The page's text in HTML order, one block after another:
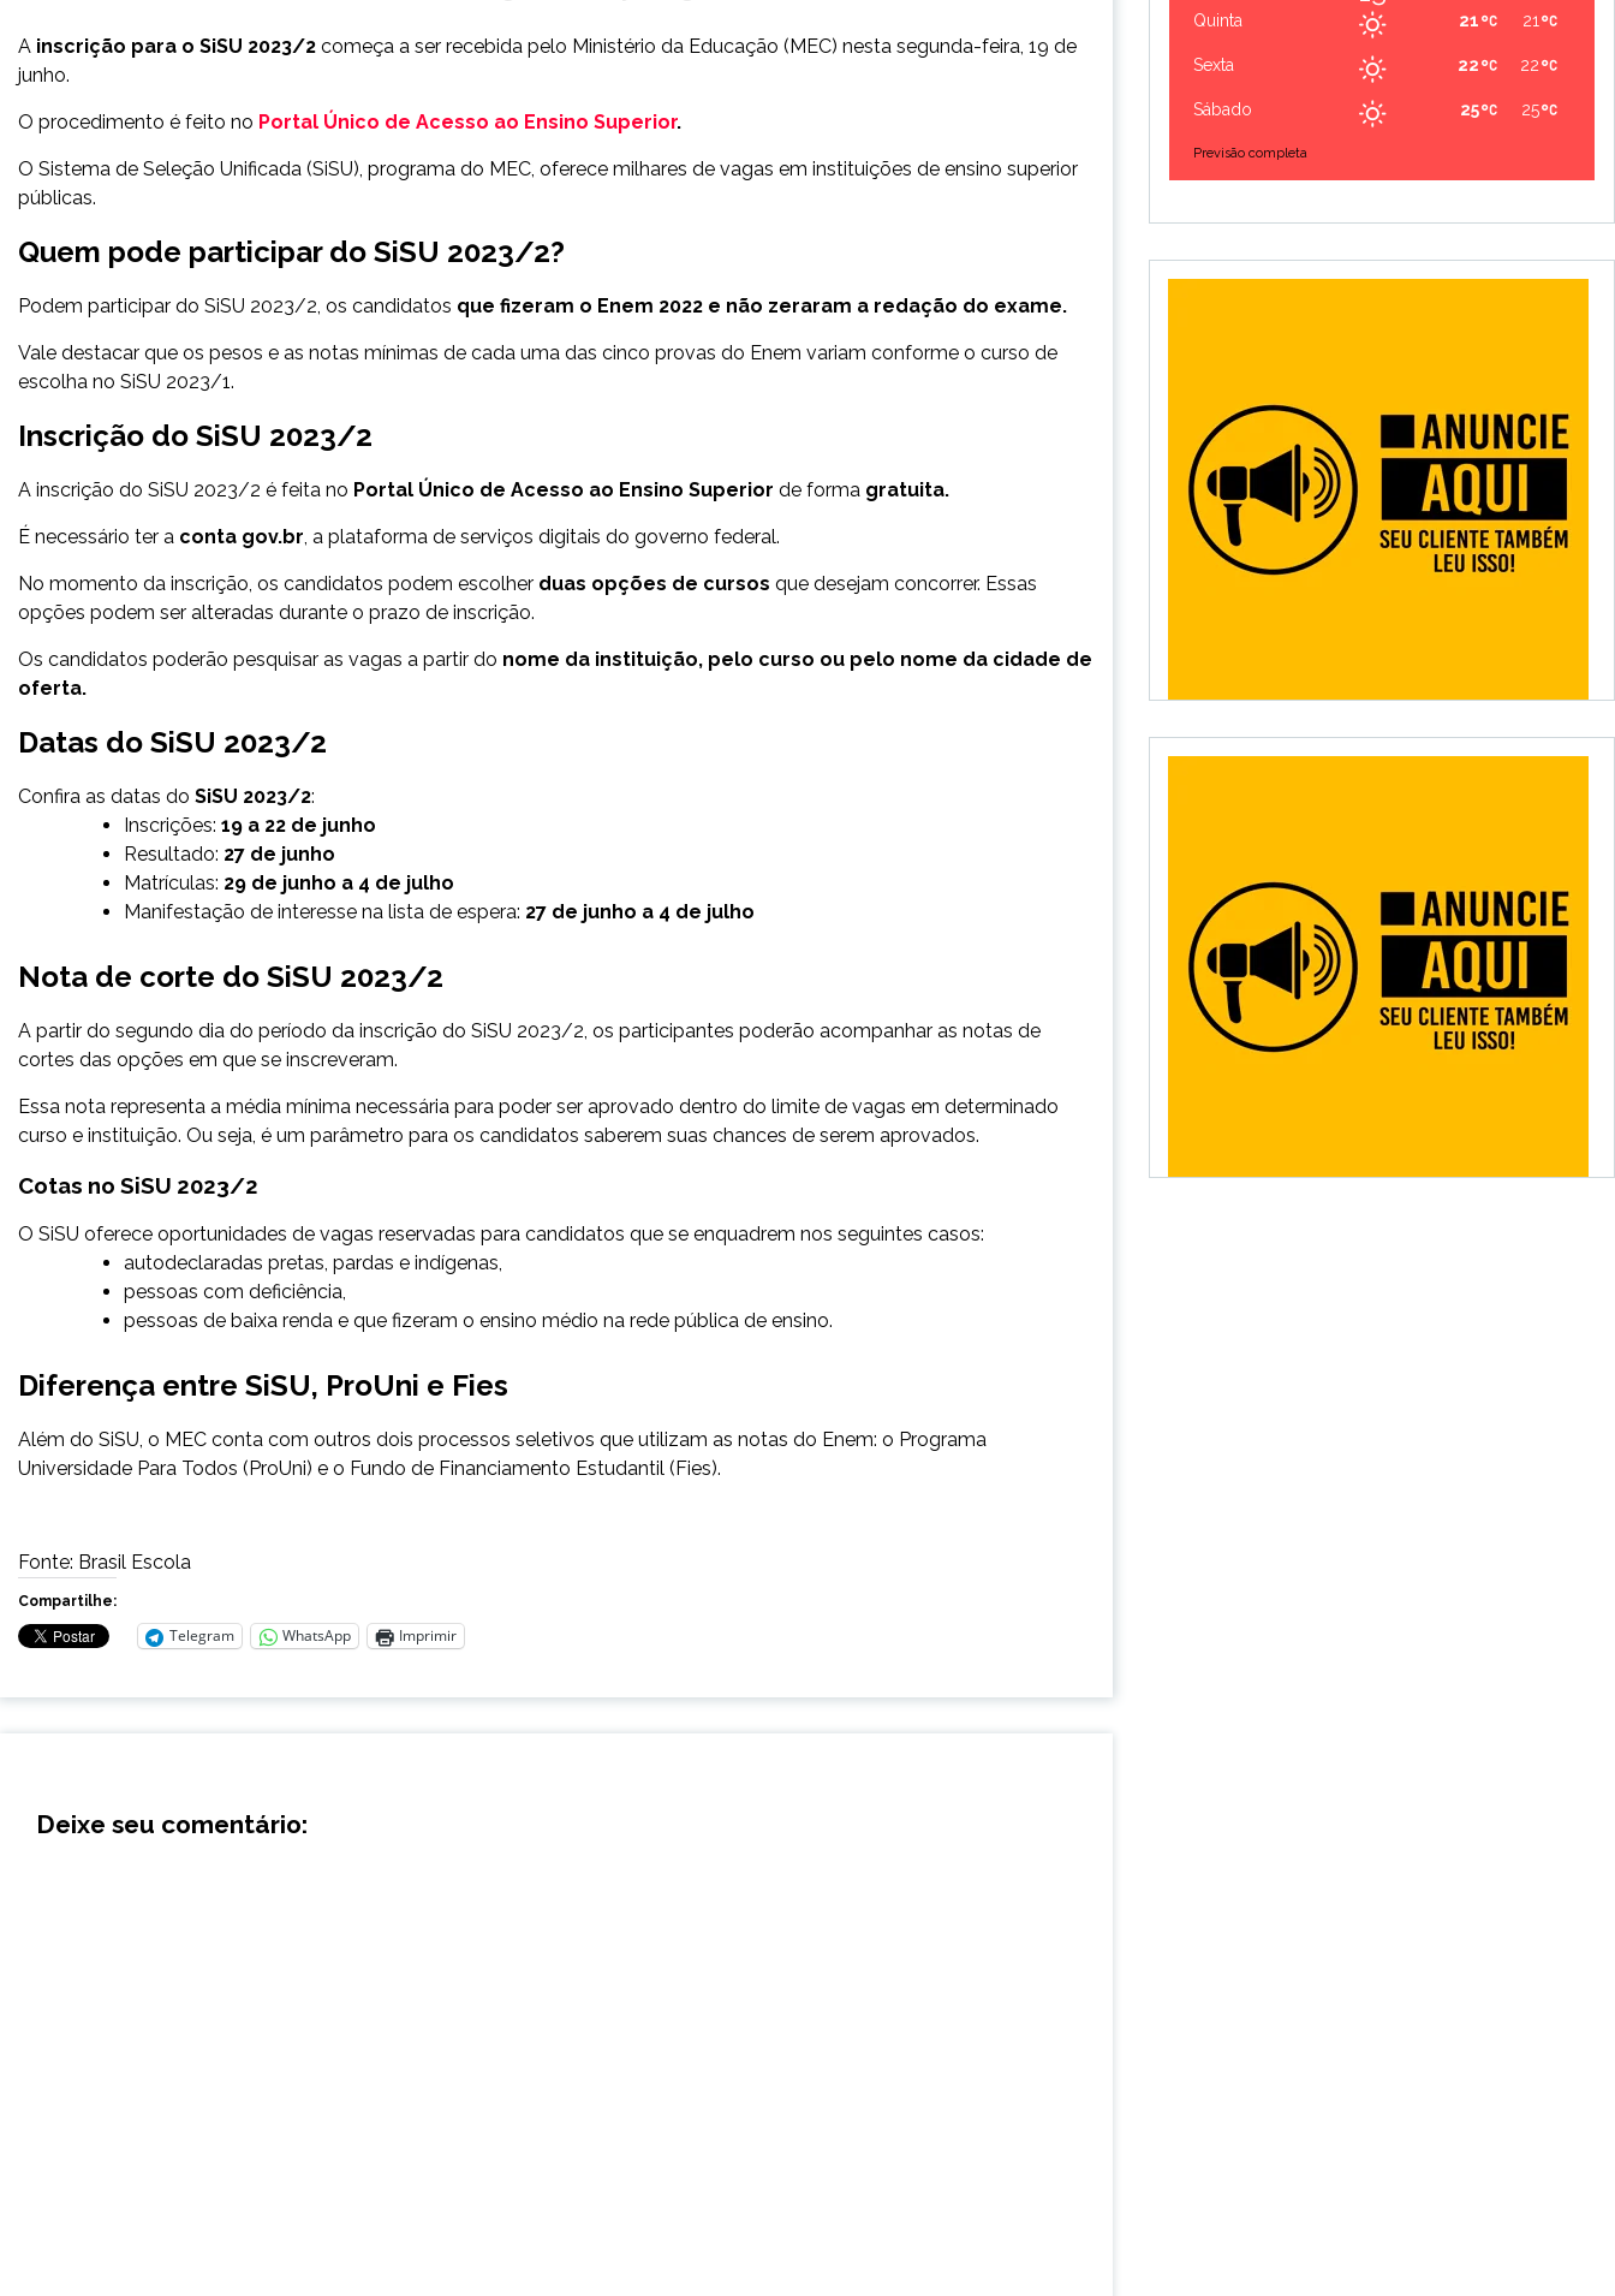
A inscrição para o SiSU 2023/2 começa a ser recebida pelo Ministério da Educação (MEC) nesta segunda-feira, 19 de
junho.
O procedimento é feito no Portal Único de Acesso ao Ensino Superior.
O Sistema de Seleção Unificada (SiSU), programa do MEC, oferece milhares de vagas em instituições de ensino superior
públicas.
Quem pode participar do SiSU 2023/2?
Podem participar do SiSU 2023/2, os candidatos que fizeram o Enem 2022 e não zeraram a redação do exame.
Vale destacar que os pesos e as notas mínimas de cada uma das cinco provas do Enem variam conforme o curso de
escolha no SiSU 2023/1.
Inscrição do SiSU 2023/2
A inscrição do SiSU 2023/2 é feita no Portal Único de Acesso ao Ensino Superior de forma gratuita.
É necessário ter a conta gov.br , a plataforma de serviços digitais do governo federal.
No momento da inscrição, os candidatos podem escolher duas opções de cursos que desejam concorrer. Essas
opções podem ser alteradas durante o prazo de inscrição.
Os candidatos poderão pesquisar as vagas a partir do nome da instituição, pelo curso ou pelo nome da cidade de
oferta.
Datas do SiSU 2023/2
Confira as datas do SiSU 2023/2:
Inscrições: 19 a 22 de junho
Resultado: 27 de junho
Matrículas: 29 de junho a 4 de julho
Manifestação de interesse na lista de espera: 27 de junho a 4 de julho
Nota de corte do SiSU 2023/2
A partir do segundo dia do período da inscrição do SiSU 2023/2, os participantes poderão acompanhar as notas de
cortes das opções em que se inscreveram.
Essa nota representa a média mínima necessária para poder ser aprovado dentro do limite de vagas em determinado
curso e instituição. Ou seja, é um parâmetro para os candidatos saberem suas chances de serem aprovados.
Cotas no SiSU 2023/2
O SiSU oferece oportunidades de vagas reservadas para candidatos que se enquadrem nos seguintes casos:
autodeclaradas pretas, pardas e indígenas,
pessoas com deficiência,
pessoas de baixa renda e que fizeram o ensino médio na rede pública de ensino.
Diferença entre SiSU, ProUni e Fies
Além do SiSU, o MEC conta com outros dois processos seletivos que utilizam as notas do Enem: o Programa
Universidade Para Todos (ProUni) e o Fundo de Financiamento Estudantil (Fies).
Fonte: Brasil Escola
Compartilhe:
Telegram WhatsApp Imprimir
Deixe seu comentário:
Quinta 21
21
Sexta 22
22
Sábado 25
25
Previsão completa